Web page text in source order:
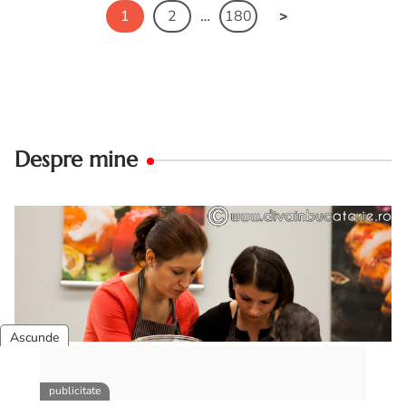
1 2 … 180
Despre mine